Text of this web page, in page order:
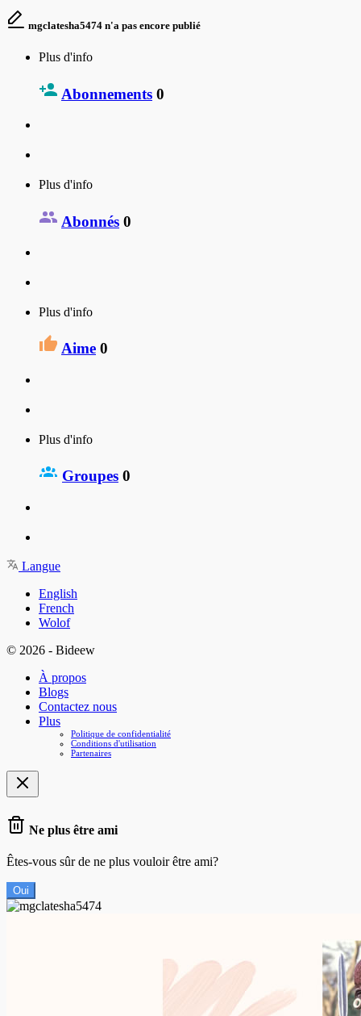
mgclatesha5474 n'a pas encore publié
Plus d'info
Abonnements 0
Plus d'info
Abonnés 0
Plus d'info
Aime 0
Plus d'info
Groupes 0
Langue
English
French
Wolof
© 2026 - Bideew
À propos
Blogs
Contactez nous
Plus
Politique de confidentialité
Conditions d'utilisation
Partenaires
Ne plus être ami
Êtes-vous sûr de ne plus vouloir être ami?
Oui